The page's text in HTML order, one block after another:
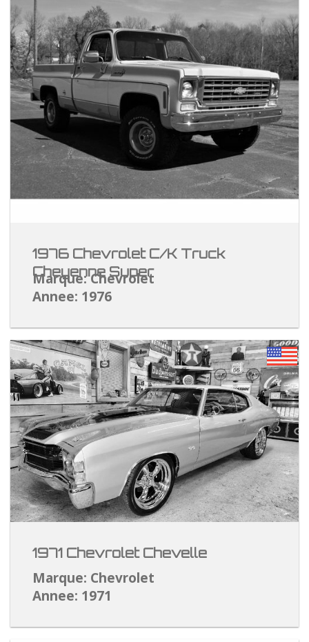
1976 Chevrolet C/K Truck
Cheyenne Super
Marque: Chevrolet
Annee: 1976
1971 Chevrolet Chevelle
Marque: Chevrolet
Annee: 1971